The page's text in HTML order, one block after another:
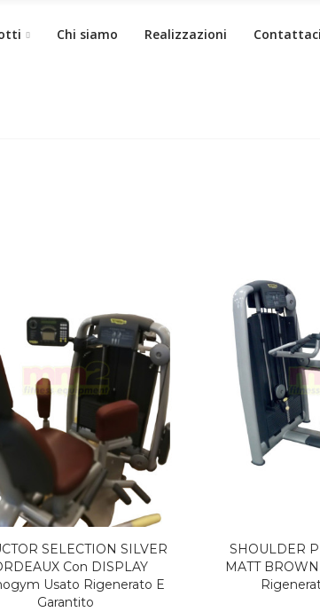
Chi siamo Realizzazioni Contattaci
SELECTION SILVER
Con DISPLAY
Usato Rigenerato E
Garantito
SHOULDER
MATT